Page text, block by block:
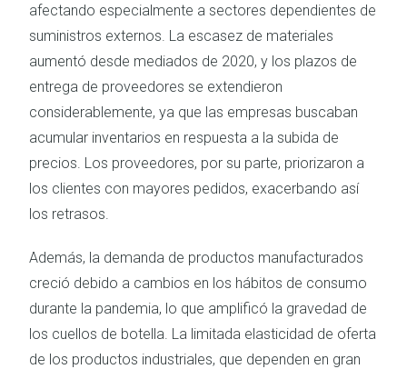
afectando especialmente a sectores dependientes de
suministros externos. La escasez de materiales
aumentó desde mediados de 2020, y los plazos de
entrega de proveedores se extendieron
considerablemente, ya que las empresas buscaban
acumular inventarios en respuesta a la subida de
precios. Los proveedores, por su parte, priorizaron a
los clientes con mayores pedidos, exacerbando así
los retrasos.
Además, la demanda de productos manufacturados
creció debido a cambios en los hábitos de consumo
durante la pandemia, lo que amplificó la gravedad de
los cuellos de botella. La limitada elasticidad de oferta
de los productos industriales, que dependen en gran